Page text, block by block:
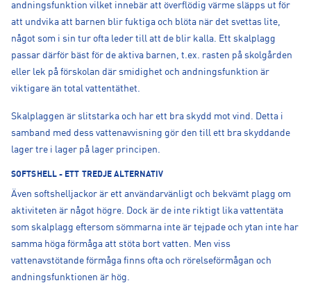
andningsfunktion vilket innebär att överflödig värme släpps ut för
att undvika att barnen blir fuktiga och blöta när det svettas lite,
något som i sin tur ofta leder till att de blir kalla. Ett skalplagg
passar därför bäst för de aktiva barnen, t.ex. rasten på skolgården
eller lek på förskolan där smidighet och andningsfunktion är
viktigare än total vattentäthet.
Skalplaggen är slitstarka och har ett bra skydd mot vind. Detta i
samband med dess vattenavvisning gör den till ett bra skyddande
lager tre i lager på lager principen.
SOFTSHELL - ETT TREDJE ALTERNATIV
Även softshelljackor är ett användarvänligt och bekvämt plagg om
aktiviteten är något högre. Dock är de inte riktigt lika vattentäta
som skalplagg eftersom sömmarna inte är tejpade och ytan inte har
samma höga förmåga att stöta bort vatten. Men viss
vattenavstötande förmåga finns ofta och rörelseförmågan och
andningsfunktionen är hög.